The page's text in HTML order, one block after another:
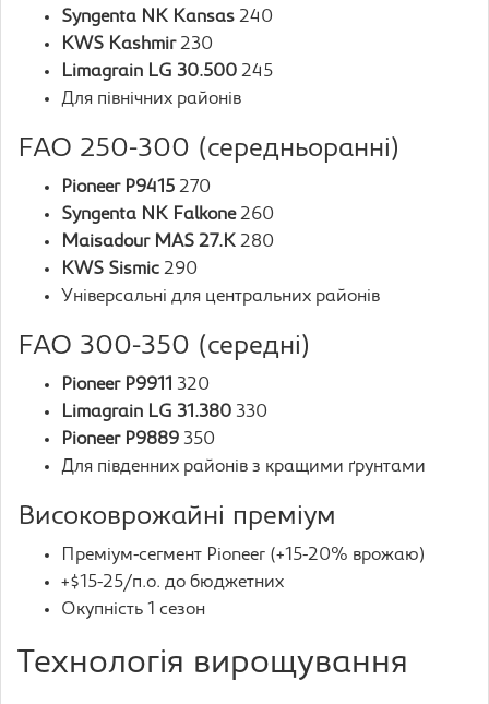
Syngenta NK Kansas 240
KWS Kashmir230
Limagrain LG 30.500 245
Для північних районів
FAO 250-300 (середньоранні)
Pioneer P9415 270
Syngenta NK Falkone260
Maisadour MAS 27.K 280
KWS Sismic 290
Універсальні для центральних районів
FAO 300-350 (середні)
Pioneer P9911
320
Limagrain LG 31.380 330
Pioneer P9889 350
Для південних районів з кращими ґрунтами
Високоврожайні преміум
Преміум-сегмент Pioneer (+15-20% врожаю)
+$15-25/п.о. до бюджетних
Окупність 1 сезон
Технологія вирощування